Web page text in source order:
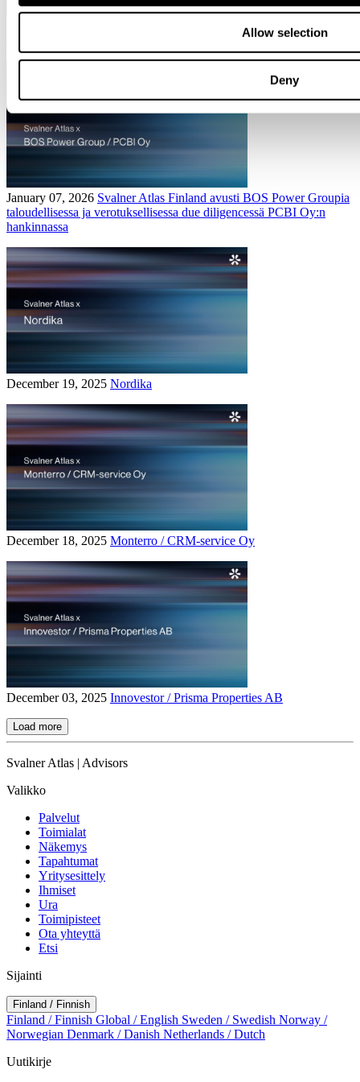
Allow selection
Deny
Avustimme Medu Groupia Medifin Healthcare
January 07, 2026 Svalner Atlas Finland avusti BOS Power Groupia
taloudellisessa ja verotuksellisessa due diligencessä PCBI Oy:n
hankinnassa
December 19, 2025 Nordika
December 18, 2025 Monterro / CRM-service Oy
December 03, 2025 Innovestor / Prisma Properties AB
Load more
Svalner Atlas | Advisors
Valikko
Palvelut
Toimialat
Näkemys
Tapahtumat
Yritysesittely
Ihmiset
Ura
Toimipisteet
Ota yhteyttä
Etsi
Sijainti
Finland / Finnish
Finland / Finnish Global / English Sweden / Swedish Norway /
Norwegian Denmark / Danish Netherlands / Dutch
Uutikirje